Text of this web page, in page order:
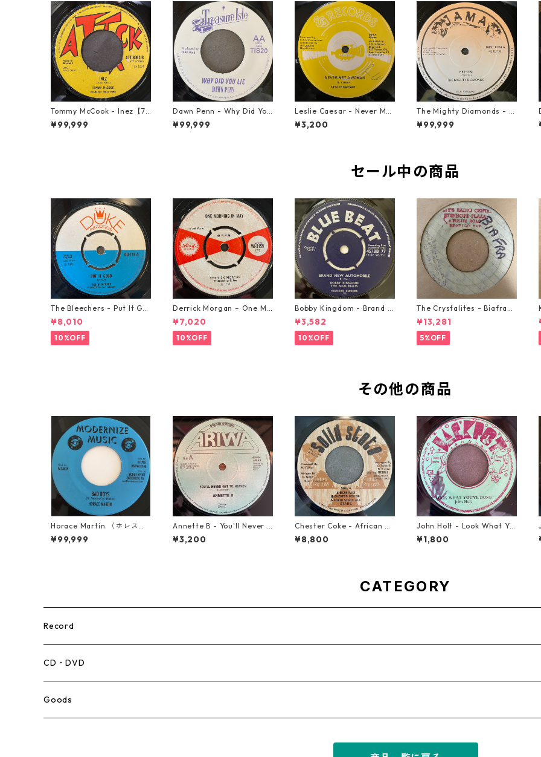
Tommy McCook - Inez【7-
21840】
¥99,999
Dawn Penn - Why Did You
Lie【7-21938】
¥99,999
Leslie Caesar - Never Met
A Woman【12-50067】
¥3,200
The Mighty Diamonds - H
ey Girl【12-50053】
¥99,999
セール中の商品
The Bleechers - Put It Go
od 【7-21637】
¥8,010
10%OFF
Derrick Morgan – One Mo
rning In May【7-21653】
¥7,020
10%OFF
Bobby Kingdom - Brand N
ew Automobile【7-2088
9】
¥3,582
10%OFF
The Crystalites - Biafra
【7-21293】
¥13,281
5%OFF
その他の商品
Horace Martin （ホレスマ
ーティン） - Bad Boys
【7'】
¥99,999
Annette B - You'll Never G
et To Heaven【12-5005
8】
¥3,200
Chester Coke - African Ra
ce【7-21819】
¥8,800
John Holt - Look What Yo
u've Done【7-21817】
¥1,800
CATEGORY
Record
Mento,Calypso,Ballad
Ska
CD・DVD
Goods